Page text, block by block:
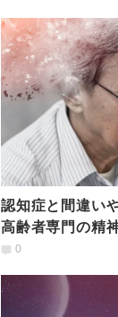
認知症と間違い
高齢者専門の精
インと認知症との
0